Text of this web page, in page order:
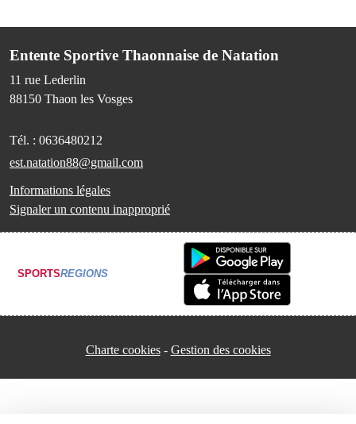
Entente Sportive Thaonnaise de Natation
11 rue Lederlin
88150 Thaon les Vosges
Tél. : 0636480212
est.natation88@gmail.com
Informations légales
Signaler un contenu inapproprié
SPORTSREGIONS
Charte cookies Gestion des cookies